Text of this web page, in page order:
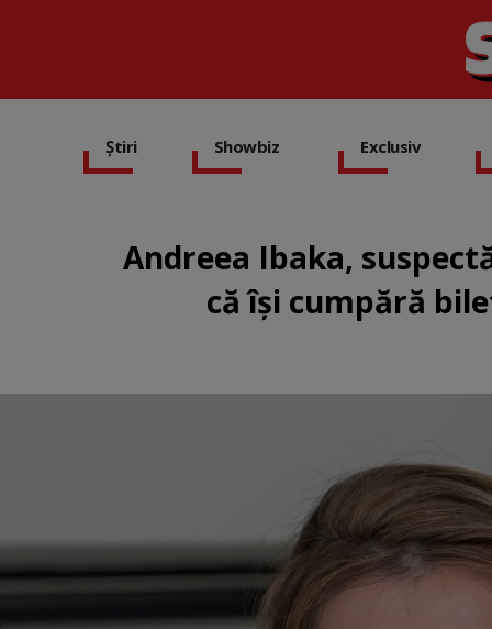
Știri Showbiz Exclusiv
Andreea Ibaka,
că își cumpără